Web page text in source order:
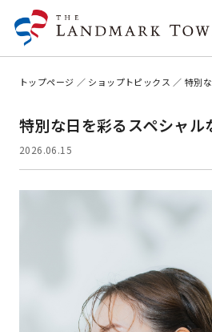
トップページ ショップトピックス 特別
特別な日を彩るスペシャル
2026.06.15